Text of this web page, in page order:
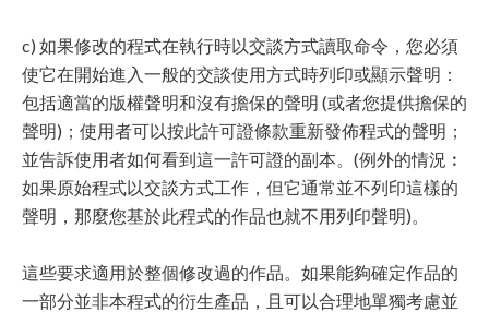
c) 如果修改的程式在執行時以交談方式讀取命令，您必須
使它在開始進入一般的交談使用方式時列印或顯示聲明：
包括適當的版權聲明和沒有擔保的聲明 (或者您提供擔保的
聲明)；使用者可以按此許可證條款重新發佈程式的聲明；
並告訴使用者如何看到這一許可證的副本。(例外的情況︰
如果原始程式以交談方式工作，但它通常並不列印這樣的
聲明，那麼您基於此程式的作品也就不用列印聲明)。
這些要求適用於整個修改過的作品。如果能夠確定作品的
一部分並非本程式的衍生產品，且可以合理地單獨考慮並